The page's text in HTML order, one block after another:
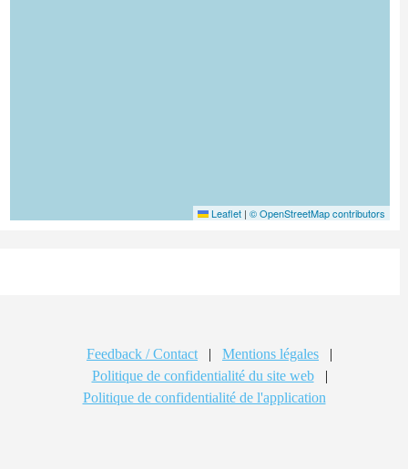
Leaflet | © OpenStreetMap contributors
Feedback / Contact | Mentions légales
|
Politique de confidentialité du site web
|
Politique de confidentialité de l'application